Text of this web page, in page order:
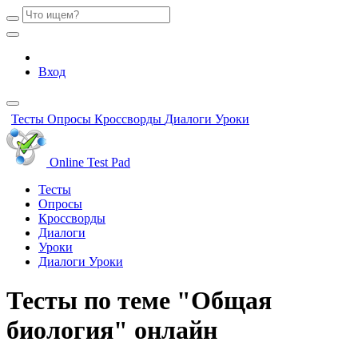
Вход
Тесты Опросы Кроссворды Диалоги Уроки
Online Test Pad
Тесты
Опросы
Кроссворды
Диалоги
Уроки
Диалоги Уроки
Тесты по теме "Общая
биология" онлайн